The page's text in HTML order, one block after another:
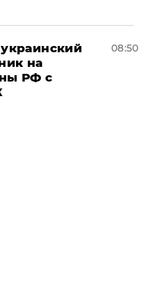
на
РФ с
08:50